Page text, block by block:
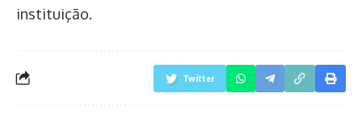
instituição.
Twitter